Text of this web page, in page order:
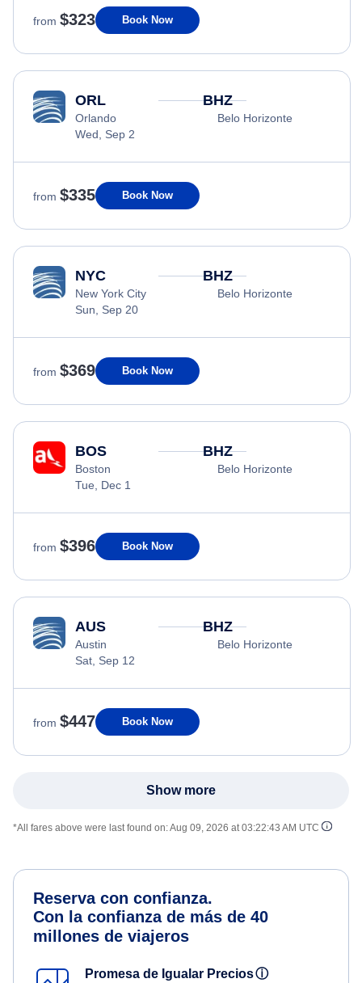
from $323 Book Now
ORL
Orlando
Wed, Sep 2
BHZ
Belo Horizonte
from $335 Book Now
NYC
New York City
Sun, Sep 20
BHZ
Belo Horizonte
from $369 Book Now
BOS
Boston
Tue, Dec 1
BHZ
Belo Horizonte
from $396 Book Now
AUS
Austin
Sat, Sep 12
BHZ
Belo Horizonte
from $447 Book Now
Show more
*All fares above were last found on:Aug 09, 2026 at 03:22:43 AM UTC
Reserva con confianza.
Con la confianza de más de 40
millones de viajeros
Promesa de Igualar Preciosⓘ